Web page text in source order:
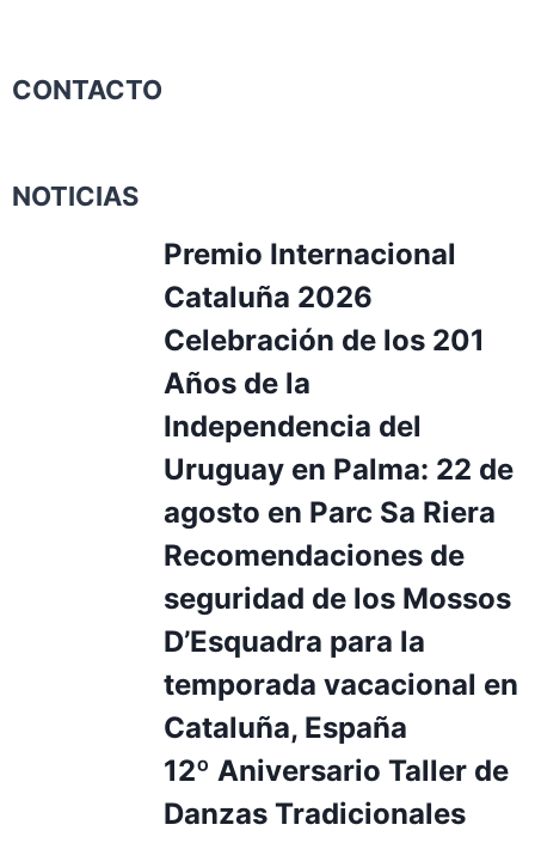
CONTACTO
NOTICIAS
Premio Internacional
Cataluña 2026
Celebración de los 201
Años de la
Independencia del
Uruguay en Palma: 22 de
agosto en Parc Sa Riera
Recomendaciones de
seguridad de los Mossos
D’Esquadra para la
temporada vacacional en
Cataluña, España
12º Aniversario Taller de
Danzas Tradicionales